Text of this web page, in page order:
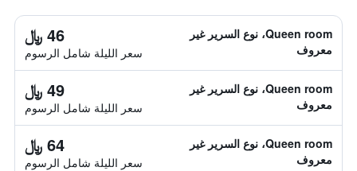
Queen room، نوع السرير غير
معروف
46 ﷼
سعر الليلة شامل الرسوم
Queen room، نوع السرير غير
معروف
49 ﷼
سعر الليلة شامل الرسوم
Queen room، نوع السرير غير
معروف
64 ﷼
سعر الليلة شامل الرسوم